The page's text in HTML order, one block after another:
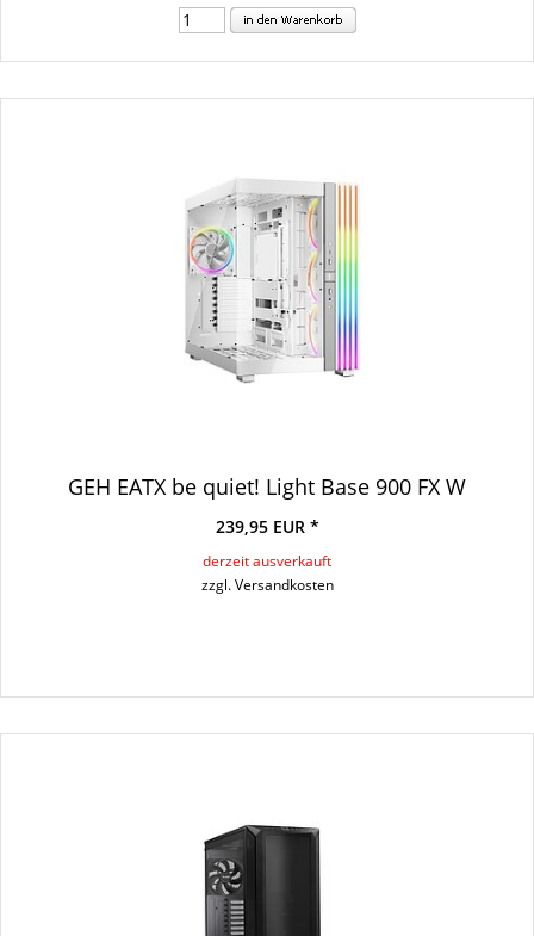
GEH EATX be quiet! Light Base 900 FX W
239,95 EUR *
derzeit ausverkauft
zzgl. Versandkosten